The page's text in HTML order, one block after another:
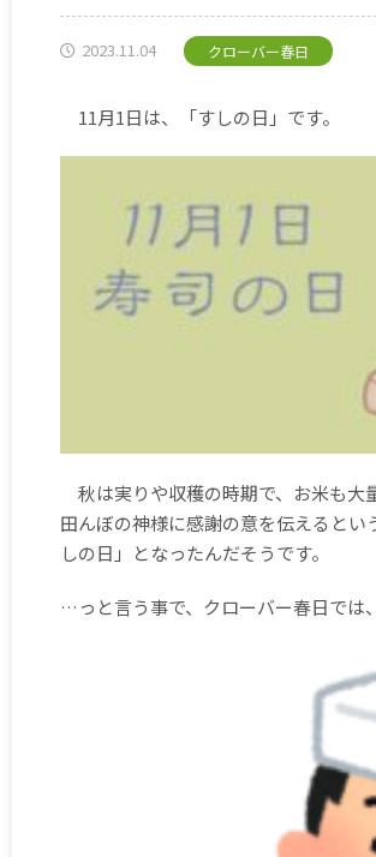
2023.11.04 クローバー春日
11月1日は、「すしの日」です。
秋は実りや収穫の時期で、お米も大
田んぼの神様に感謝の意を伝えると
しの日」となったんだそうです。
… っと言う事で、クローバー春日では